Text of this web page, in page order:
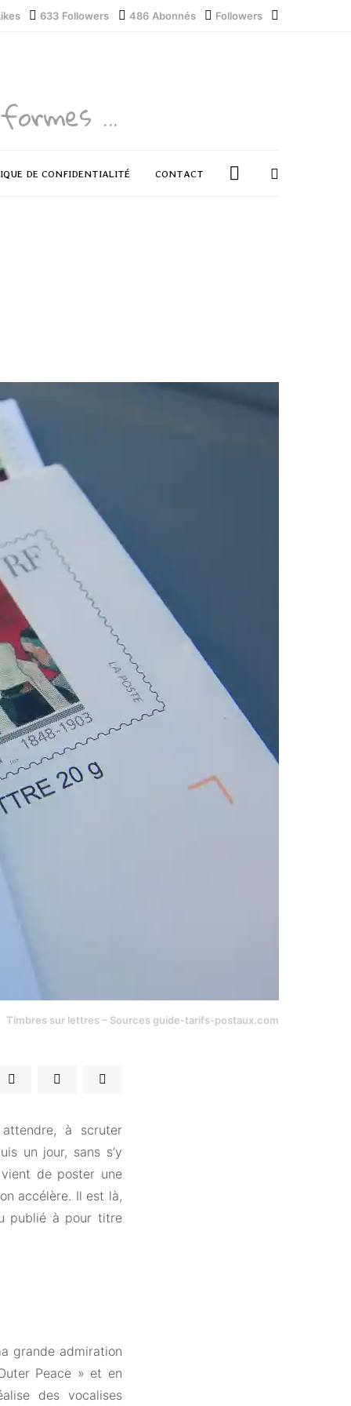
633 Followers 486 Abonnés Followers
...
DE CONFIDENTIALITÉ CONTACT
Timbres sur lettres – Sources guide-tarifs-postaux.com
à scruter
un jour, sans s’y
de poster une
accélère. Il est là,
publié à pour titre
grande admiration
Peace » et en
des vocalises